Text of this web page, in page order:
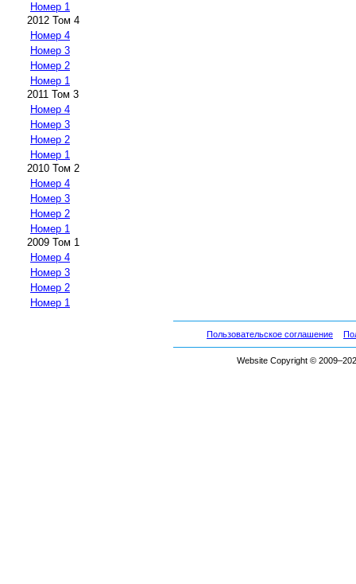
Номер 1
2012 Том 4
Номер 4
Номер 3
Номер 2
Номер 1
2011 Том 3
Номер 4
Номер 3
Номер 2
Номер 1
2010 Том 2
Номер 4
Номер 3
Номер 2
Номер 1
2009 Том 1
Номер 4
Номер 3
Номер 2
Номер 1
Пользовательское соглашение
Website Copyright ©